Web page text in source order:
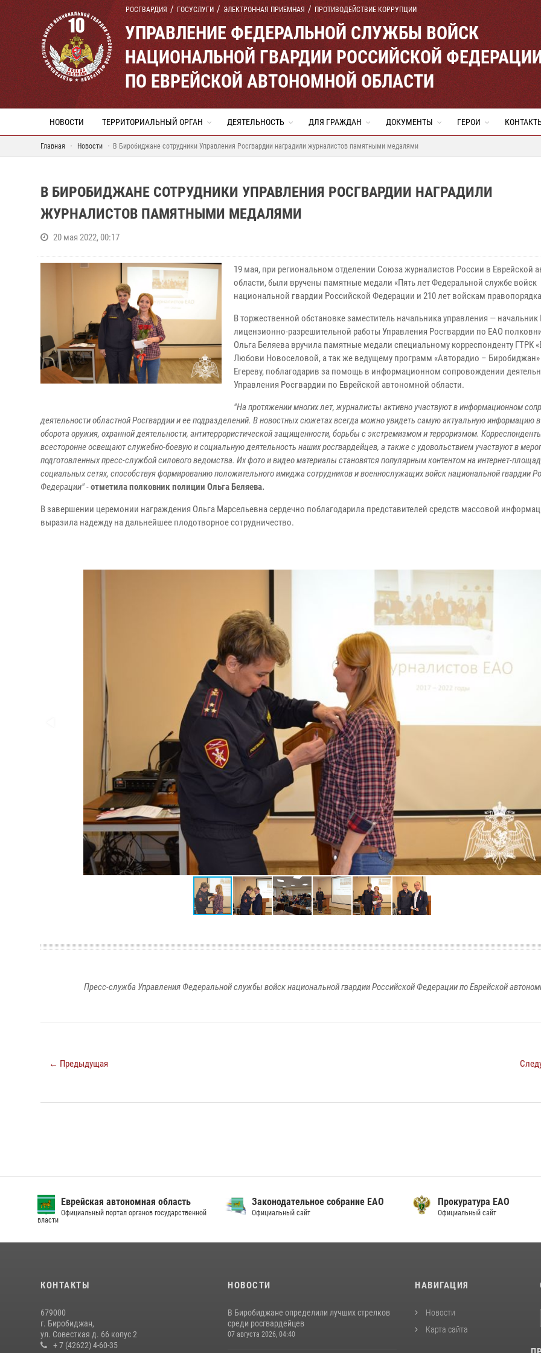
РОСГВАРДИЯ ГОСУСЛУГИ ЭЛЕКТРОННАЯ ПРИЕМНАЯ ПРОТИВОДЕЙСТВИЕ КОРРУПЦИИ
УПРАВЛЕНИЕ ФЕДЕРАЛЬНОЙ СЛУЖБЫ ВОЙСК
НАЦИОНАЛЬНОЙ ГВАРДИИ РОССИЙСКОЙ
ПО ЕВРЕЙСКОЙ АВТОНОМНОЙ ОБЛАСТИ
НОВОСТИ ТЕРРИТОРИАЛЬНЫЙ ОРГАН ДЕЯТЕЛЬНОСТЬ ДЛЯ ГРАЖДАН ДОКУМЕНТЫ ГЕРОИ
Главная Новости В Биробиджане сотрудники Управления Росгвардии наградили журналистов памятными медалями
В БИРОБИДЖАНЕ СОТРУДНИКИ УПРАВЛЕНИЯ РОСГВАРДИИ НАГРАДИЛИ
ЖУРНАЛИСТОВ ПАМЯТНЫМИ МЕДАЛЯМИ
20 мая 2022, 00:17
19 мая, при региональном отделении Союза журналистов России в Еврейской
области, были вручены памятные медали «Пять лет Федеральной службе войск
национальной гвардии Российской Федерации и 210 лет войскам
В торжественной обстановке заместитель начальника управления — начальник
лицензионно-разрешительной работы Управления Росгвардии по ЕАО
Ольга Беляева вручила памятные медали специальному корреспонденту ГТРК
Любови Новоселовой, а так же ведущему программ «Авторадио –
Егереву, поблагодарив за помощь в информационном сопровождении
Управления Росгвардии по Еврейской автономной области.
"На протяжении многих лет, журналисты активно участвуют в информационном
деятельности областной Росгвардии и ее подразделений. В новостных сюжетах всегда можно увидеть самую актуальную информацию
оборота оружия, охранной деятельности, антитеррористической защищенности, борьбы с экстремизмом и терроризмом.
всесторонне освещают служебно-боевую и социальную деятельность наших росгвардейцев, а также с удовольствием участвуют в
подготовленных пресс-службой силового ведомства. Их фото и видео материалы становятся популярным контентом на интернет-
социальных сетях, способствуя формированию положительного имиджа сотрудников и военнослужащих войск национальной гвардии
Федерации"-отметила полковник полиции Ольга Беляева.
В завершении церемонии награждения Ольга Марсельевна сердечно поблагодарила представителей средств массовой
выразила надежду на дальнейшее плодотворное сотрудничество.
Пресс-служба Управления Федеральной службы войск национальной гвардии Российской Федерации по Еврейской
← Предыдущая
Еврейская автономная область
Официальный портал органов государственной
власти
Законодательное собрание ЕАО
Официальный сайт
Прокуратура ЕАО
Официальный сайт
КОНТАКТЫ
679000
г. Биробиджан,
ул. Совесткая д. 66 копус 2
+ 7 (42622) 4-60-35
НОВОСТИ
В Биробиджане определили лучших стрелков
среди росгвардейцев
07 августа 2026, 04:40
НАВИГАЦИЯ
Новости
Карта сайта